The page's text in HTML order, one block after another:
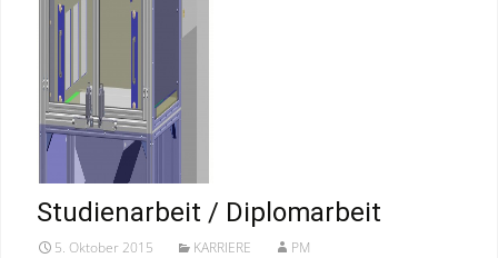
Studienarbeit / Diplomarbeit
5. Oktober 2015 KARRIERE PM